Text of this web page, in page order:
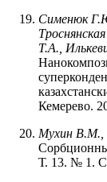
Сименюк
Т.А.,
Кемерево.
Мухин В.М.,
Т. 13. № 1.